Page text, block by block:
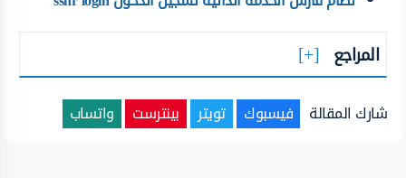
المراجع
شارك المقالة فيسبوك تويتر بينترست واتساب